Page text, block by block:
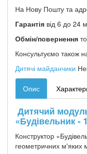
На Нову Пошту та
Гарантія від 6 до 24
Обмін/повернення
Консультуємо також
Дитячі майданчики
Опис
Дитячий
«Будівельник -
Конструктор
геометричних м'яких